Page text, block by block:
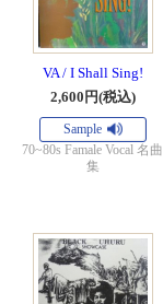
VA / I Shall Sing!
2,600円(税込)
Sample
70~80s Famale Vocal 名曲
集